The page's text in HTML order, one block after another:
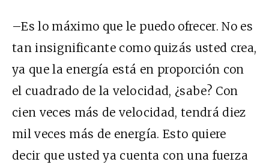
–Es lo máximo que le puedo ofrecer. No es
tan insignificante como quizás usted crea,
ya que la energía está en proporción con
el cuadrado de la velocidad, ¿sabe? Con
cien veces más de velocidad, tendrá diez
mil veces más de energía. Esto quiere
decir que usted ya cuenta con una fuerza